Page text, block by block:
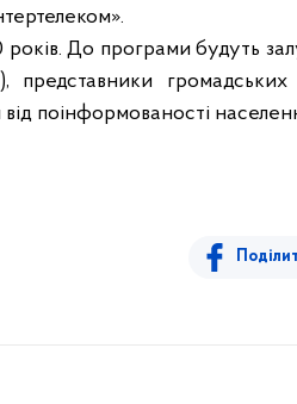
До програми будуть
представники громадських
поінформованості